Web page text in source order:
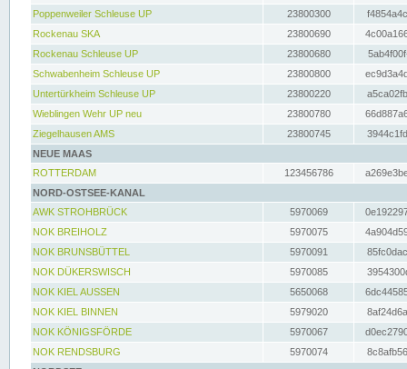
Poppenweiler Schleuse UP
23800300
Rockenau SKA
23800690
Rockenau Schleuse UP
23800680
Schwabenheim Schleuse UP
23800800
Untertürkheim Schleuse UP
23800220
Wieblingen Wehr UP neu
23800780
Ziegelhausen AMS
23800745
NEUE MAAS
ROTTERDAM
123456786
NORD-OSTSEE-KANAL
AWK STROHBRÜCK
5970069
NOK BREIHOLZ
5970075
NOK BRUNSBÜTTEL
5970091
NOK DÜKERSWISCH
5970085
NOK KIEL AUSSEN
5650068
NOK KIEL BINNEN
5979020
NOK KÖNIGSFÖRDE
5970067
NOK RENDSBURG
5970074